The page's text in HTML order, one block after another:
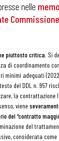
nelle
piuttosto critica. Si
di coordinamento
minimi adeguati
del DDL n. 957
la contrattazione
viene
del “contratto
del
considerata come